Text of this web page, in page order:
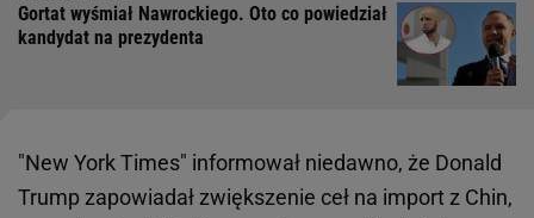
Gortat wyśmiał Nawrockiego. Oto co powiedział
kandydat na prezydenta
"New York Times" informował niedawno, że Donald
Trump zapowiadał zwiększenie ceł na import z Chin,